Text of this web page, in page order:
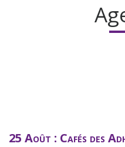
25 Août : Cafés des